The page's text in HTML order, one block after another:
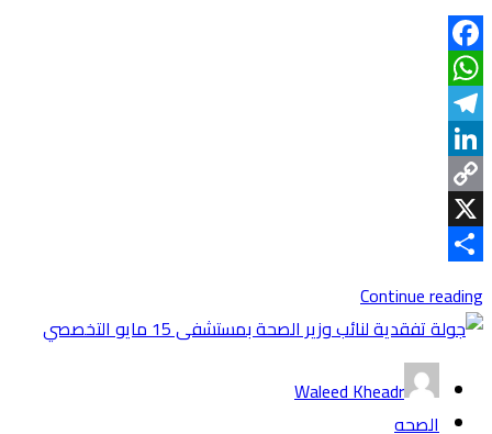
Facebook
WhatsApp
Telegram
LinkedIn
Copy
LinkX
Continue reading
Waleed Kheadr
الصحه